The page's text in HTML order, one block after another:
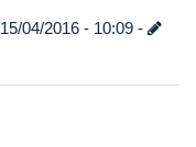
15/04/2016 - 10:09 -